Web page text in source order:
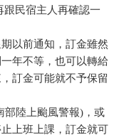
民宿主人再確認一
以前通知，訂金雖然
年不等，也可以轉給
訂金可能就不予保留
部陸上颱風警報)，或
上班上課，訂金就可